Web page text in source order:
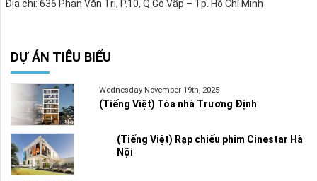
Địa chỉ: 636 Phan Văn Trị, P.10, Q.Gò Vấp – Tp. Hồ Chí Minh
DỰ ÁN TIÊU BIỂU
Wednesday November 19th, 2025
(Tiếng Việt) Tòa nhà Trương Định
(Tiếng Việt) Rạp chiếu phim Cinestar Hà
Nội